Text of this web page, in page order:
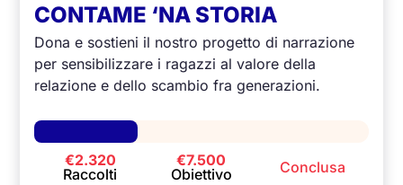
CONTAME ‘NA STORIA
Dona e sostieni il nostro progetto di narrazione
per sensibilizzare i ragazzi al valore della
relazione e dello scambio fra generazioni.
€2.320
Raccolti
€7.500
Obiettivo
Conclusa